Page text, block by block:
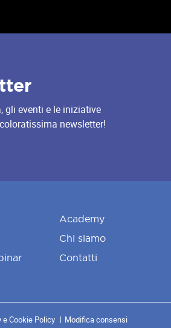
gli eventi e le iniziative
newsletter!
Academy
Chi siamo
Contatti
e Cookie Policy Modifica consensi